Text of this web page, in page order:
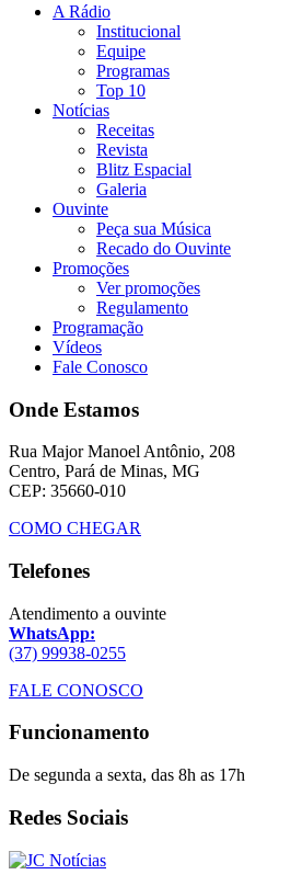
A Rádio
Institucional
Equipe
Programas
Top 10
Notícias
Receitas
Revista
Blitz Espacial
Galeria
Ouvinte
Peça sua Música
Recado do Ouvinte
Promoções
Ver promoções
Regulamento
Programação
Vídeos
Fale Conosco
Onde Estamos
Rua Major Manoel Antônio, 208
Centro, Pará de Minas, MG
CEP: 35660-010
COMO CHEGAR
Telefones
Atendimento a ouvinte
WhatsApp:
(37) 99938-0255
FALE CONOSCO
Funcionamento
De segunda a sexta, das 8h as 17h
Redes Sociais